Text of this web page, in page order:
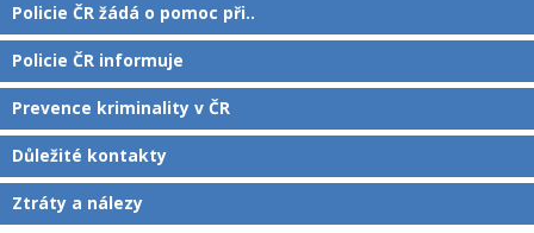
Policie ČR žádá o pomoc při..
Policie ČR informuje
Prevence kriminality v ČR
Důležité kontakty
Ztráty a nálezy